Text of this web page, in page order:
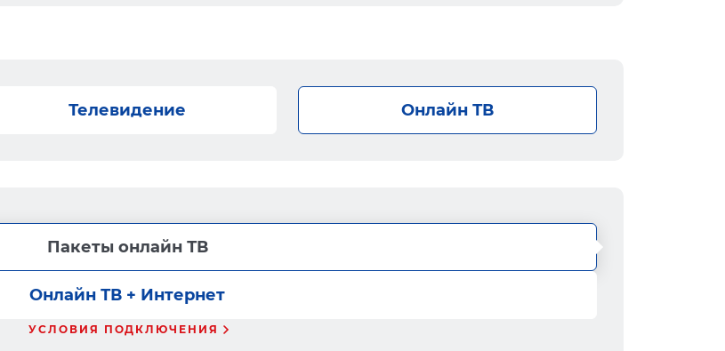
Телевидение Онлайн ТВ
Пакеты онлайн ТВ
Онлайн ТВ + Интернет
УСЛОВИЯ ПОДКЛЮЧЕНИЯ